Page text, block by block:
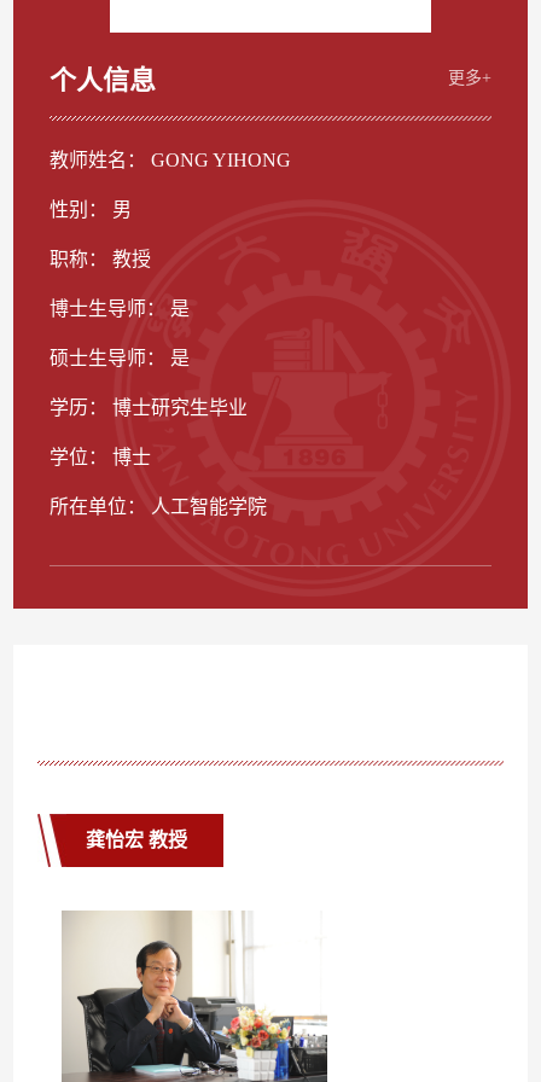
个人信息 更多+
教师姓名： GONG YIHONG
性别： 男
职称： 教授
博士生导师： 是
硕士生导师： 是
学历： 博士研究生毕业
学位： 博士
所在单位： 人工智能学院
龚怡宏 教授